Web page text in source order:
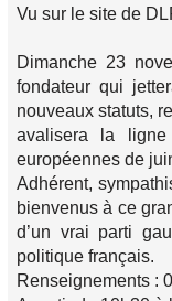
Vu sur le site de
Dimanche 23
fondateur qui
nouveaux statuts,
avalisera la
européennes de
Adhérent,
bienvenus à ce
d’un vrai parti
politique français.
Renseignements :